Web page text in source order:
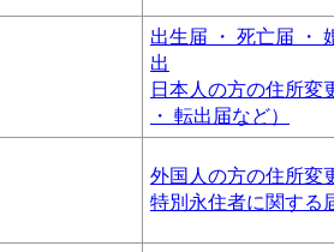
出生届 ・ 死亡届 ・
出
日本人の方の住所変
・ 転出届など）
外国人の方の住所変
特別永住者に関する